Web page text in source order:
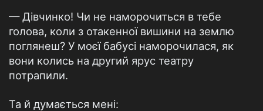
— Дівчинко! Чи не наморочиться в тебе
голова, коли з отакенної вишини на землю
поглянеш? У моєї бабусі наморочилася, як
вони колись на другий ярус театру
потрапили.
Та й думається мені: